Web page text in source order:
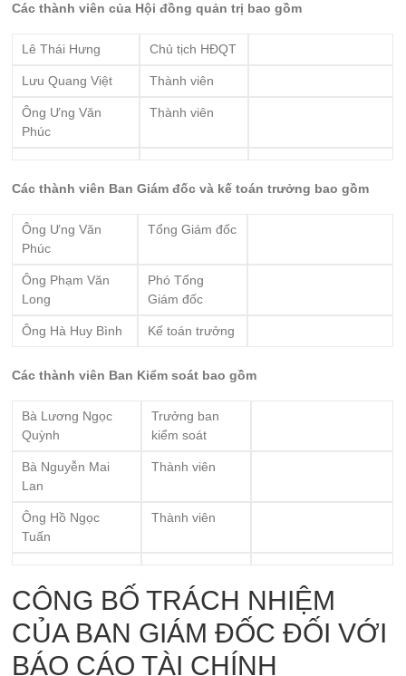
Các thành viên của Hội đồng quản trị bao gồm
Lê Thái Hưng Chủ tịch HĐQT
Lưu Quang Việt Thành viên
Ông Ưng Văn
Phúc
Thành viên
Các thành viên Ban Giám đốc và kế toán trưởng bao gồm
Ông Ưng Văn
Phúc
Tổng Giám đốc
Ông Phạm Văn
Long
Phó Tổng
Giám đốc
Ông Hà Huy Bình Kế toán trưởng
Các thành viên Ban Kiểm soát bao gồm
Bà Lương Ngọc
Quỳnh
Trưởng ban
kiểm soát
Bà Nguyễn Mai
Lan
Thành viên
Ông Hồ Ngọc
Tuấn
Thành viên
CÔNG BỐ TRÁCH NHIỆM
CỦA BAN GIÁM ĐỐC ĐỐI VỚI
BÁO CÁO TÀI CHÍNH